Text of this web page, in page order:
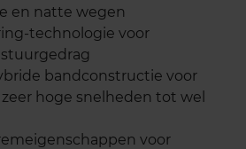
en natte wegen
technologie voor
bandconstructie voor
hoge snelheden tot wel
voor